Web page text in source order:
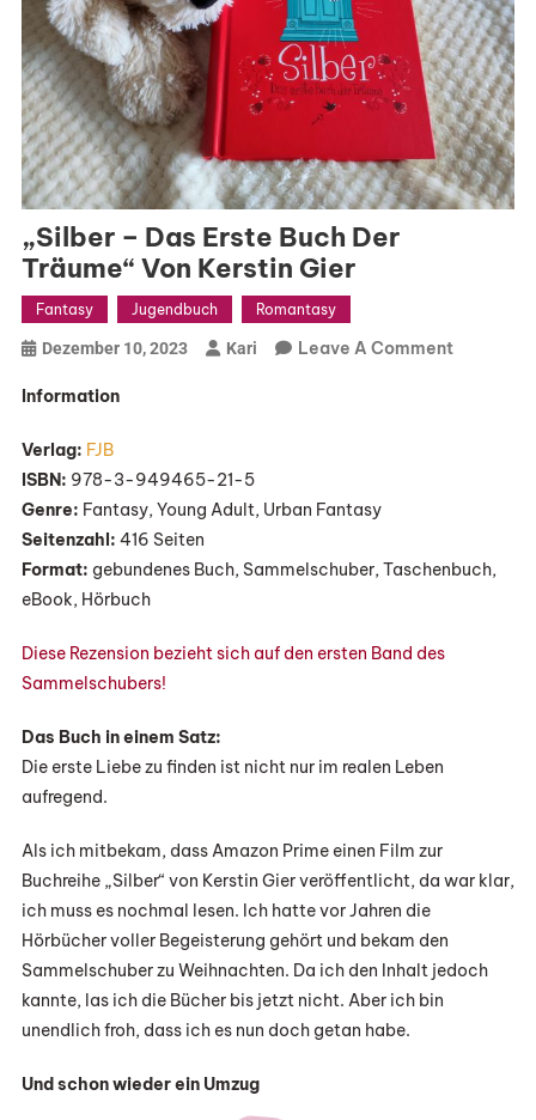
„Silber – Das Erste Buch Der
Träume“ Von Kerstin Gier
Fantasy Jugendbuch Romantasy
Dezember 10, 2023 Kari Leave A CommentOn
Information
Verlag: FJB
ISBN: 978-3-949465-21-5
Genre: Fantasy, Young Adult, Urban Fantasy
Seitenzahl: 416 Seiten
Format: gebundenes Buch, Sammelschuber, Taschenbuch,
eBook, Hörbuch
Diese Rezension bezieht sich auf den ersten Band des
Sammelschubers!
Das Buch in einem Satz:
Die erste Liebe zu finden ist nicht nur im realen Leben
aufregend.
Als ich mitbekam, dass Amazon Prime einen Film zur
Buchreihe „Silber“ von Kerstin Gier veröffentlicht, da war klar,
ich muss es nochmal lesen. Ich hatte vor Jahren die
Hörbücher voller Begeisterung gehört und bekam den
Sammelschuber zu Weihnachten. Da ich den Inhalt jedoch
kannte, las ich die Bücher bis jetzt nicht. Aber ich bin
unendlich froh, dass ich es nun doch getan habe.
Und schon wieder ein Umzug